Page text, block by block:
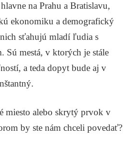
na Prahu a Bratislavu,
ekonomiku a demografický
sťahujú mladí ľudia s
Sú mestá, v ktorých je stále
a teda dopyt bude aj v
miesto alebo skrytý prvok v
by ste nám chceli povedať?